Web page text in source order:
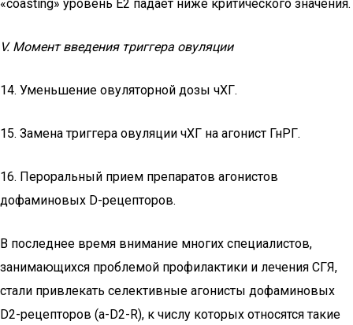
«coasting» уровень Е2 падает ниже критического значения.
V. Момент введения триггера овуляции
14. Уменьшение овуляторной дозы чХГ.
15. Замена триггера овуляции чХГ на агонист ГнРГ.
16. Пероральный прием препаратов агонистов
дофаминовых D-рецепторов.
В последнее время внимание многих специалистов,
занимающихся проблемой профилактики и лечения СГЯ,
стали привлекать селективные агонисты дофаминовых
D2-рецепторов (а-D2-R), к числу которых относятся такие